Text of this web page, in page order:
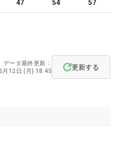
47 54 57
データ最終更新：
月12日 (月) 18:45
更新する